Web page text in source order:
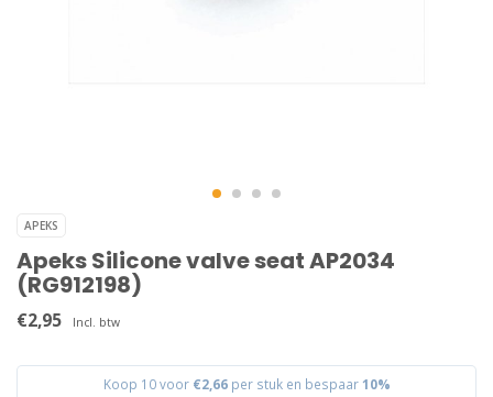
APEKS
Apeks Silicone valve seat AP2034
(RG912198)
€2,95 Incl. btw
Koop 10 voor €2,66per stuk en bespaar 10%